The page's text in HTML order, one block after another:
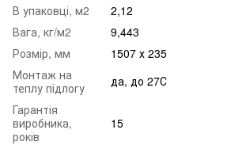
В упаковці, м2
2,12
Вага, кг/м2
9,443
Розмір, мм
1507 х 235
Монтаж на
теплу підлогу
да, до 27С
Гарантія
виробника,
років
15